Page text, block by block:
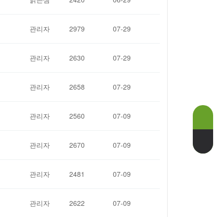
관리자 2979 07-29
관리자 2630 07-29
관리자 2658 07-29
관리자 2560 07-09
관리자 2670 07-09
관리자 2481 07-09
관리자 2622 07-09